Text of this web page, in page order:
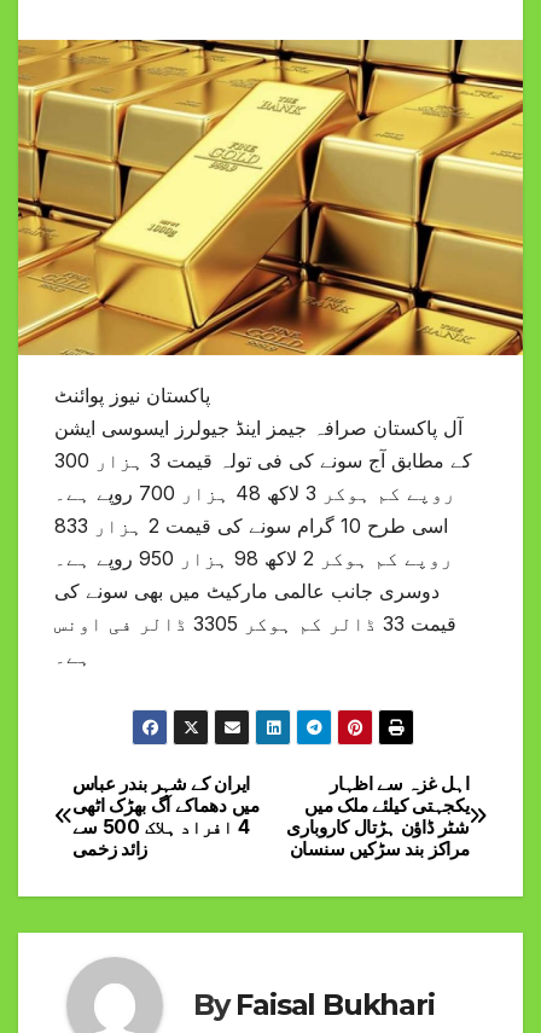
پاکستان نیوز پوائنٹ
آل پاکستان صرافہ جیمز اینڈ جیولرز ایسوسی ایشن
کے مطابق آج سونے کی فی تولہ قیمت 3 ہزار 300
روپے کم ہوکر 3 لاکھ 48 ہزار 700 روپے ہے۔
اسی طرح 10 گرام سونے کی قیمت 2 ہزار 833
روپے کم ہوکر 2 لاکھ 98 ہزار 950 روپے ہے۔
دوسری جانب عالمی مارکیٹ میں بھی سونے کی
قیمت 33 ڈالر کم ہوکر 3305 ڈالر فی اونس
ہے۔
Post
navigation
اہل غزہ سے اظہار
یکجہتی کیلئے ملک میں
شٹر ڈاؤن ہڑتال کاروباری
مراکز بند سڑکیں سنسان
ایران کے شہر بندر عباس
میں دھماکے آگ بھڑک اٹھی
4 افراد ہلاک 500 سے
زائد زخمی
ByFaisal Bukhari